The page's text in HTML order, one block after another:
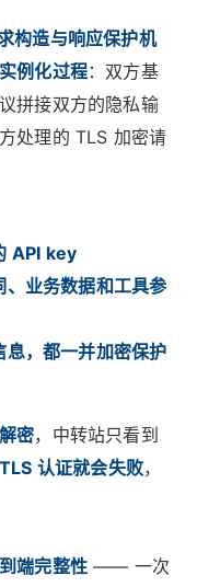
构造与响应保护机
例化过程：双方基
拼接双方的隐私输
处理的 TLS 加密请
API key
、业务数据和工具参
，都一并加密保护
密，中转站只看到
认证就会失败，
端完整性 —— 一次